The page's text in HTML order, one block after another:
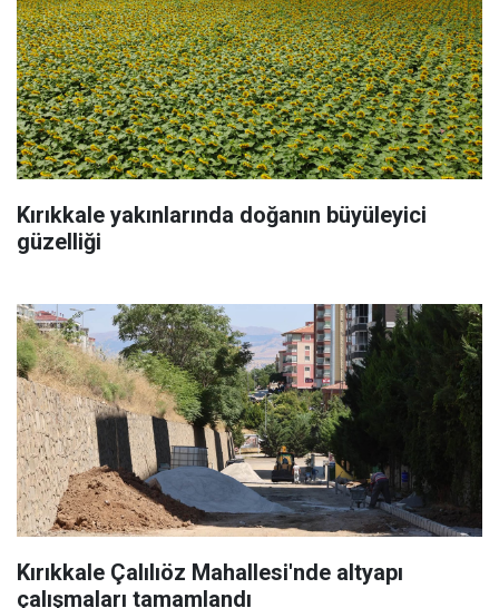
Kırıkkale yakınlarında doğanın büyüleyici
güzelliği
Kırıkkale Çalılıöz Mahallesi'nde altyapı
çalışmaları tamamlandı